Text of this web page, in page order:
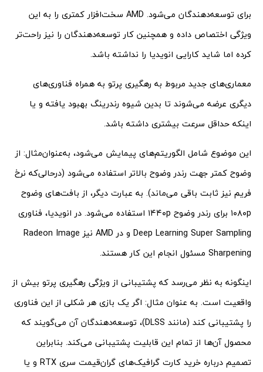
برای توسعه‌دهندگان می‌شود. AMD سخت‌افزار کمتری را به این
ویژگی اختصاص داده و همچنین کار توسعه‌دهندگان را نیز راحت‌تر
کرده اما شاید کارایی انویدیا را نداشته باشد.
معماری‌های جدید مربوط به رهگیری پرتو به همراه فناوری‌های
دیگری عرضه می‌شوند تا بدین‌ شیوه رندرینگ بهبود یافته و یا
اینکه حداقل سرعت بیشتری داشته باشد.
این موضوع شامل الگوریتم‌های پیمایش می‌شود، به‌عنوان‌مثال: از
وضوح کمتر جهت رندر وضوح بالاتر استفاده می‌شود (درحالی‌که نرخ
فریم نیز ثابت باقی می‌ماند). به عبارت دیگر، از بافت‌های وضوح
۱۰۸۰p برای رندر وضوح ۱۴۴۰p استفاده می‌شود. در انویدیا، فناوری
Deep Learning Super Sampling و در AMD نیز Radeon Image
Sharpening مسئول انجام این کار هستند.
اینگونه به نظر می‌رسد که پشتیبانی از ویژگی رهگیری پرتو بیش از
واقعیت است. به عنوان مثال: اگر یک بازی هر شکلی از این فناوری
را پشتیبانی کند (مانند DLSS)، توسعه‌دهندگان آن می‌گویند که
محصول آن‌ها از تمام این قابلیت پشتیبانی می‌کند. بنابراین
تصمیم درباره خرید کارت گرافیک‌های گران‌قیمت سری RTX و یا